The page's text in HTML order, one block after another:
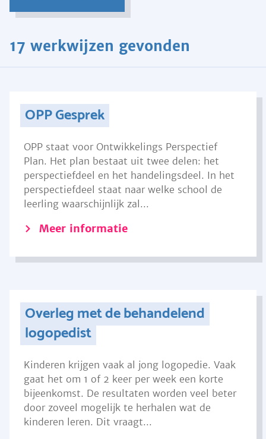
17 werkwijzen gevonden
OPP Gesprek
OPP staat voor Ontwikkelings Perspectief
Plan. Het plan bestaat uit twee delen: het
perspectiefdeel en het handelingsdeel. In het
perspectiefdeel staat naar welke school de
leerling waarschijnlijk zal...
Meer informatie
Overleg met de behandelend
logopedist
Kinderen krijgen vaak al jong logopedie. Vaak
gaat het om 1 of 2 keer per week een korte
bijeenkomst. De resultaten worden veel beter
door zoveel mogelijk te herhalen wat de
kinderen leren. Dit vraagt...